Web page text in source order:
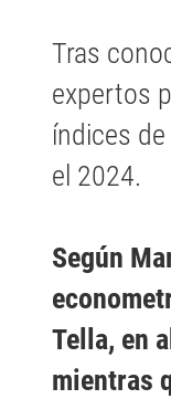
Tras
expertos
índices
el 2024.
Según
Tella, en
mientras